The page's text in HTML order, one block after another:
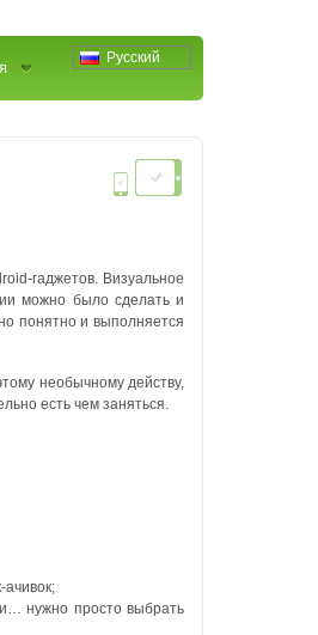
Русский
гаджетов. Визуальное
можно было сделать и
понятно и выполняется
необычному действу,
есть чем заняться.
нужно просто выбрать